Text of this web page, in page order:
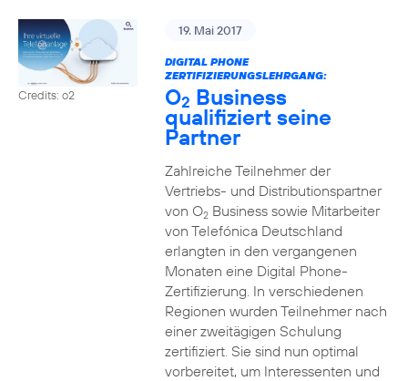
Credits: o2
19. Mai 2017
DIGITAL PHONE
ZERTIFIZIERUNGSLEHRGANG:
O2 Business
qualifiziert seine
Partner
Zahlreiche Teilnehmer der
Vertriebs- und Distributionspartner
von O2Business sowie Mitarbeiter
von Telefónica Deutschland
erlangten in den vergangenen
Monaten eine Digital Phone-
Zertifizierung. In verschiedenen
Regionen wurden Teilnehmer nach
einer zweitägigen Schulung
zertifiziert. Sie sind nun optimal
vorbereitet, um Interessenten und